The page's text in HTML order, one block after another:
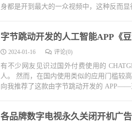
身都是开到最大的一众视频中，这种反而
字节跳动开发的人工智能APP《豆
2024-01-16 评论(0)
有不少网友见识过国外付费使用的
人。 然而，在国内使用类似的应用门槛较
向我推荐了这款由字节跳动开发的 APP——
各品牌数字电视永久关闭开机广